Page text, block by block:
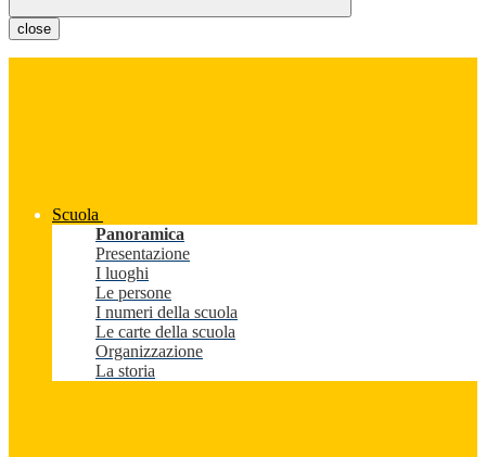
close
Scuola
Panoramica
Presentazione
I luoghi
Le persone
I numeri della scuola
Le carte della scuola
Organizzazione
La storia